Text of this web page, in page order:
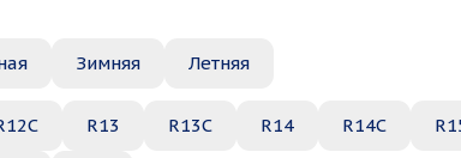
Зимняя Летняя
R13 R13C R14 R14C